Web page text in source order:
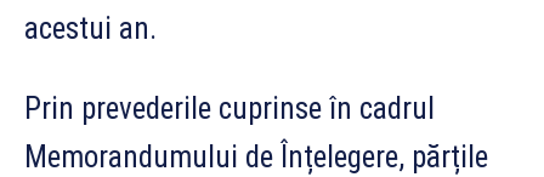
acestui an.
Prin prevederile cuprinse în cadrul
Memorandumului de Înțelegere, părțile